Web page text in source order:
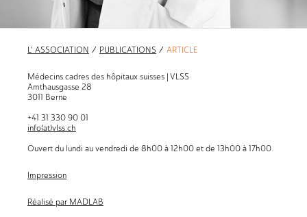
L' ASSOCIATION / PUBLICATIONS / ARTICLE
Médecins cadres des hôpitaux suisses | VLSS
Amthausgasse 28
3011 Berne
+41 31 330 90 01
info(at)vlss.ch
Ouvert du lundi au vendredi de 8h00 à 12h00 et de 13h00 à 17h00.
Impression
Réalisé par MADLAB